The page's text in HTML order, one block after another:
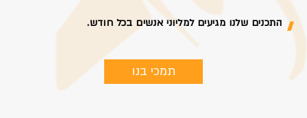
התכנים שלנו מגיעים למליוני אנשים בכל חודש.
תמכי בנו